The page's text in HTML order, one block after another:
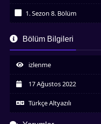
1. Sezon 8. Bölüm
İzledim
İzledim
1. Sezon 10. Bölüm
İzledim
İzledim
1. Sezon 12. Bölüm
Bölüm Bilgileri
izlenme
17 Ağustos 2022
Türkçe Altyazılı